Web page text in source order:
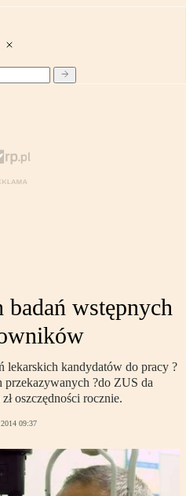
wstępnych
lekarskich kandydatów do pracy ?
przekazywanych ?do ZUS da
oszczędności rocznie.
09:37